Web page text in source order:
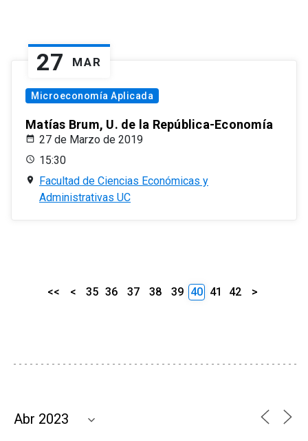
27 MAR
Microeconomía Aplicada
Matías Brum, U. de la República-Economía
27 de Marzo de 2019
15:30
Facultad de Ciencias Económicas y
Administrativas UC
<< < 35 36 37 38 39 40 41 42 >